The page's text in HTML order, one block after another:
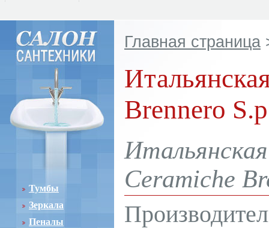
Тумбы
Зеркала
Пеналы
Главная страница
Brennero
Ceramiche